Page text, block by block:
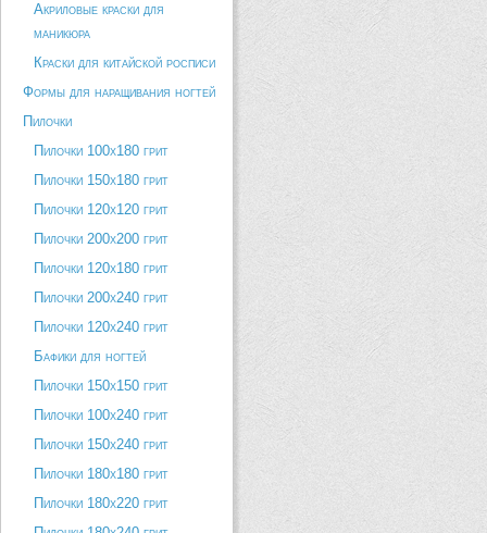
Акриловые краски для
маникюра
Краски для китайской росписи
Формы для наращивания ногтей
Пилочки
Пилочки 100х180 грит
Пилочки 150х180 грит
Пилочки 120х120 грит
Пилочки 200х200 грит
Пилочки 120х180 грит
Пилочки 200х240 грит
Пилочки 120х240 грит
Бафики для ногтей
Пилочки 150х150 грит
Пилочки 100х240 грит
Пилочки 150х240 грит
Пилочки 180х180 грит
Пилочки 180х220 грит